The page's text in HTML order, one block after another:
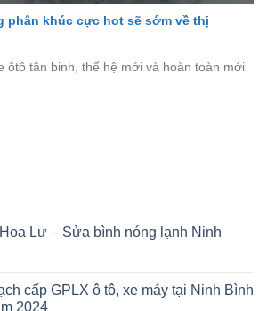
phân khúc cực hot sẽ sớm về thị
ôtô tân binh, thế hệ mới và hoàn toàn mới
Lư – Sửa bình nóng lạnh Ninh
cấp GPLX ô tô, xe máy tại Ninh Bình
2024